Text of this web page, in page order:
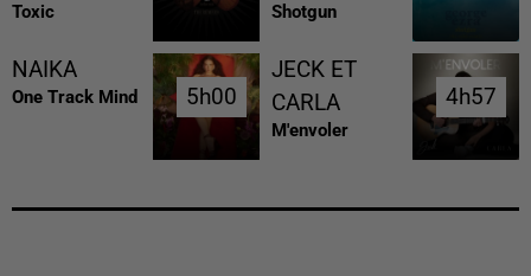
Toxic Shotgun
NAIKA
One Track Mind 5h00
5h00
JECK ET
CARLA
M'envoler
4h57
4h57